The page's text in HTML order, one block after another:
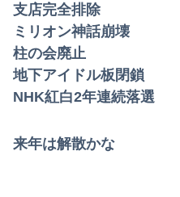
支店完全排除
ミリオン神話崩壊
柱の会廃止
地下アイドル板閉鎖
NHK紅白2年連続
来年は解散かな